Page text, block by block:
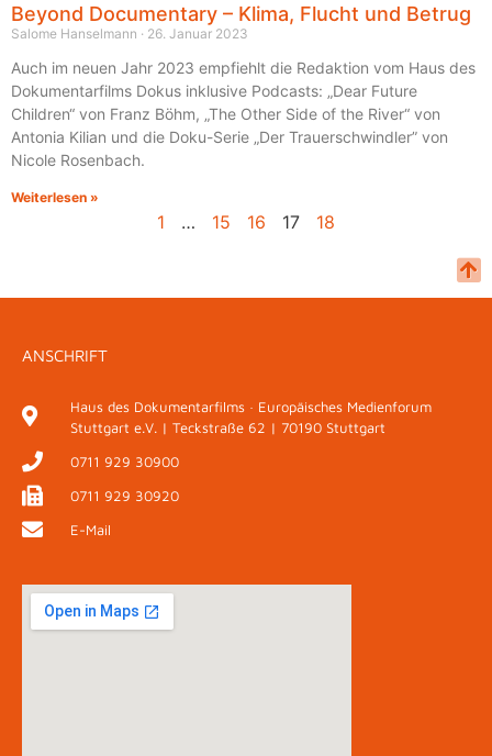
Beyond Documentary – Klima, Flucht und Betrug
Salome Hanselmann 26. Januar 2023
Auch im neuen Jahr 2023 empfiehlt die Redaktion vom Haus des
Dokumentarfilms Dokus inklusive Podcasts: „Dear Future
Children“ von Franz Böhm, „The Other Side of the River“ von
Antonia Kilian und die Doku-Serie „Der Trauerschwindler” von
Nicole Rosenbach.
Weiterlesen »
1 … 15 16 17 18
ANSCHRIFT
Haus des Dokumentarfilms · Europäisches Medienforum
Stuttgart e.V. | Teckstraße 62 | 70190 Stuttgart
0711 929 30900
0711 929 30920
E-Mail